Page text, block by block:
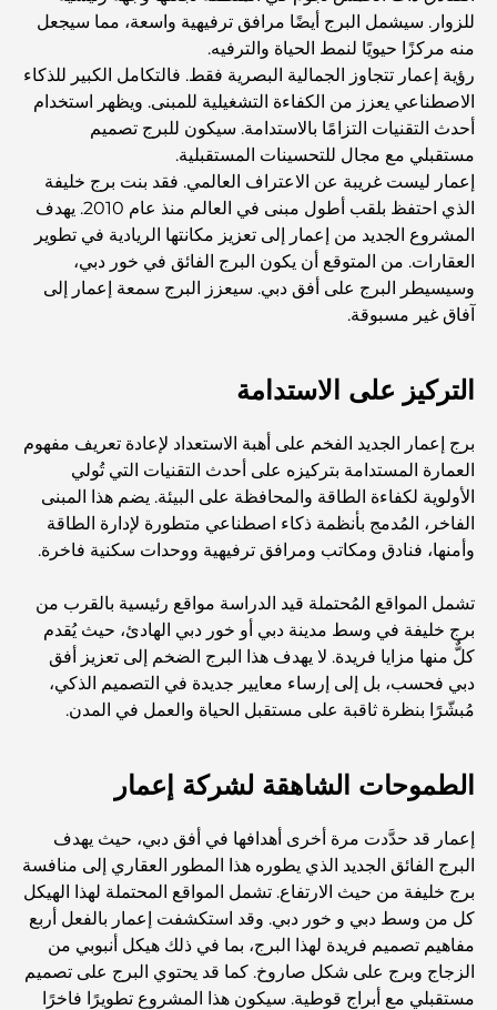
المدينة
أفضل 7 نوادي رياضية في دبي هيلز: اللياقة البدنية في أبهى
صورها
الدليل الأمثل لمطاعم الطعام الفاخر في نخلة جميرا
اكتشف أفضل وجبة إفطار في منطقة الخليج التجاري، دبي
أغلى سيارة لامبورغيني على الإطلاق: قائمة هواة الجمع
أغلى مدارس جيمس في دبي: دليل شامل للآباء
أفضل المطاعم الهندية في دبي: رحلة طهي
أفضل المناطق للسكن في دبي مع العائلة: اكتشف أفضل
الخيارات
فنادق الخمس نجوم في دبي: فخامة لا مثيل لها لكل مسافر
أشياء يمكنك القيام بها في وسط مدينة دبي: دليلك الشامل
للزوار. سيشمل البرج أيضًا مرافق ترفيهية واسعة، مما سيجعل
منه مركزًا حيويًا لنمط الحياة والترفيه.
رؤية إعمار تتجاوز الجمالية البصرية فقط. فالتكامل الكبير للذكاء
الاصطناعي يعزز من الكفاءة التشغيلية للمبنى. ويظهر استخدام
أحدث التقنيات التزامًا بالاستدامة. سيكون للبرج تصميم
مستقبلي مع مجال للتحسينات المستقبلية.
إعمار ليست غريبة عن الاعتراف العالمي. فقد بنت برج خليفة
الذي احتفظ بلقب أطول مبنى في العالم منذ عام 2010. يهدف
المشروع الجديد من إعمار إلى تعزيز مكانتها الريادية في تطوير
العقارات. من المتوقع أن يكون البرج الفائق في خور دبي،
وسيسيطر البرج على أفق دبي. سيعزز البرج سمعة إعمار إلى
آفاق غير مسبوقة.
التركيز على الاستدامة
برج إعمار الجديد الفخم على أهبة الاستعداد لإعادة تعريف مفهوم
العمارة المستدامة بتركيزه على أحدث التقنيات التي تُولي
الأولوية لكفاءة الطاقة والمحافظة على البيئة. يضم هذا المبنى
الفاخر، المُدمج بأنظمة ذكاء اصطناعي متطورة لإدارة الطاقة
وأمنها، فنادق ومكاتب ومرافق ترفيهية ووحدات سكنية فاخرة.
تشمل المواقع المُحتملة قيد الدراسة مواقع رئيسية بالقرب من
برج خليفة في وسط مدينة دبي أو خور دبي الهادئ، حيث يُقدم
كلٌّ منها مزايا فريدة. لا يهدف هذا البرج الضخم إلى تعزيز أفق
دبي فحسب، بل إلى إرساء معايير جديدة في التصميم الذكي،
مُبشّرًا بنظرة ثاقبة على مستقبل الحياة والعمل في المدن.
الطموحات الشاهقة لشركة إعمار
إعمار قد حدَّدت مرة أخرى أهدافها في أفق دبي، حيث يهدف
البرج الفائق الجديد الذي يطوره هذا المطور العقاري إلى منافسة
برج خليفة من حيث الارتفاع. تشمل المواقع المحتملة لهذا الهيكل
كل من وسط دبي و خور دبي. وقد استكشفت إعمار بالفعل أربع
مفاهيم تصميم فريدة لهذا البرج، بما في ذلك هيكل أنبوبي من
الزجاج وبرج على شكل صاروخ. كما قد يحتوي البرج على تصميم
مستقبلي مع أبراج قوطية. سيكون هذا المشروع تطويرًا فاخرًا